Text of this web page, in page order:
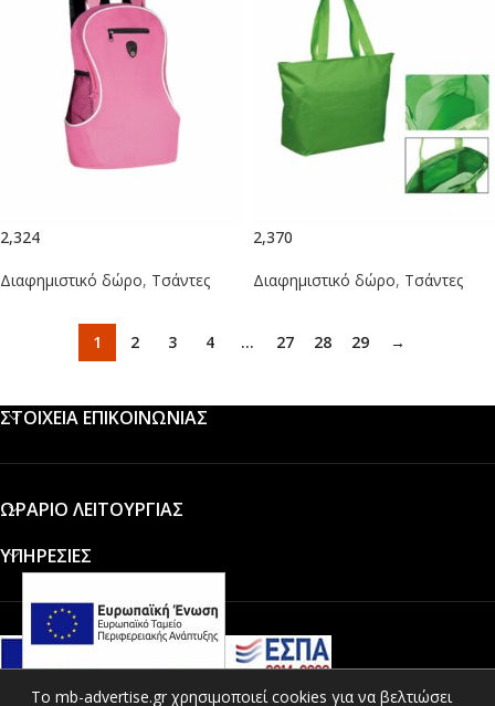
2,324
Διαφημιστικό δώρο, Τσάντες
2,370
Διαφημιστικό δώρο, Τσάντες
1 2 3 4 … 27 28 29 →
ΣΤΟΙΧΕΙΑ ΕΠΙΚΟΙΝΩΝΙΑΣ
ΩΡΑΡΙΟ ΛΕΙΤΟΥΡΓΙΑΣ
ΥΠΗΡΕΣΙΕΣ
To mb-advertise.gr χρησιμοποιεί cookies για να βελτιώσει